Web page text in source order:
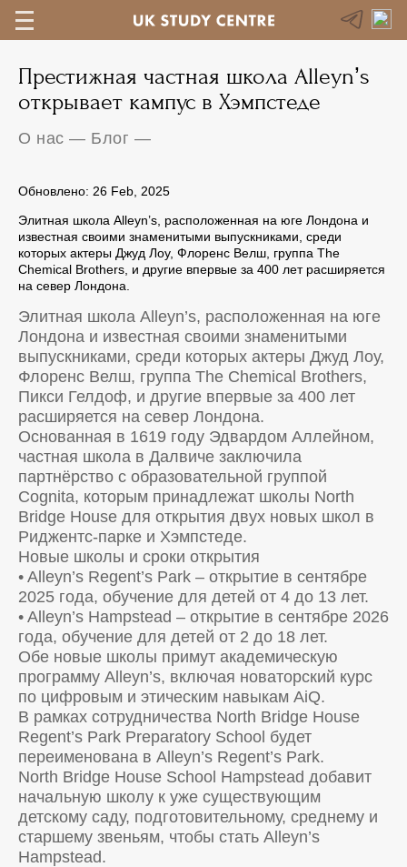
Престижная частная школа Alleyn’s
открывает кампус в Хэмпстеде
О нас — Блог —
Обновлено: 26 Feb, 2025
Элитная школа Alleyn’s, расположенная на юге Лондона и
известная своими знаменитыми выпускниками, среди
которых актеры Джуд Лоу, Флоренс Велш, группа The
Chemical Brothers, и другие впервые за 400 лет расширяется
на север Лондона.
Элитная школа Alleyn’s, расположенная на юге
Лондона и известная своими знаменитыми
выпускниками, среди которых актеры Джуд Лоу,
Флоренс Велш, группа The Chemical Brothers,
Пикси Гелдоф, и другие впервые за 400 лет
расширяется на север Лондона.
Основанная в 1619 году Эдвардом Аллейном,
частная школа в Далвиче заключила
партнёрство с образовательной группой
Cognita, которым принадлежат школы North
Bridge House для открытия двух новых школ в
Риджентс-парке и Хэмпстеде.
Новые школы и сроки открытия
• Alleyn’s Regent’s Park – открытие в сентябре
2025 года, обучение для детей от 4 до 13 лет.
• Alleyn’s Hampstead – открытие в сентябре 2026
года, обучение для детей от 2 до 18 лет.
Обе новые школы примут академическую
программу Alleyn’s, включая новаторский курс
по цифровым и этическим навыкам AiQ.
В рамках сотрудничества North Bridge House
Regent’s Park Preparatory School будет
переименована в Alleyn’s Regent’s Park.
North Bridge House School Hampstead добавит
начальную школу к уже существующим
детскому саду, подготовительному, среднему и
старшему звеньям, чтобы стать Alleyn’s
Hampstead.